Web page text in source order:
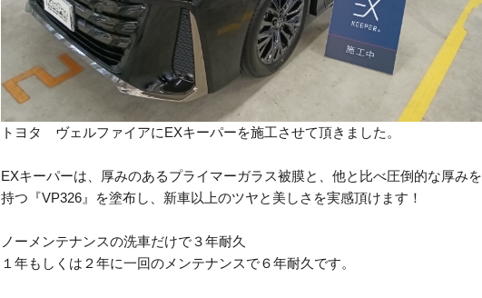
トヨタ ヴェルファイアにEXキーパーを施工させて頂きました。
EXキーパーは、厚みのあるプライマーガラス被膜と、他と比べ圧倒的な厚みを
持つ『VP326』を塗布し、新車以上のツヤと美しさを実感頂けます！
ノーメンテナンスの洗車だけで３年耐久
１年もしくは２年に一回のメンテナンスで６年耐久です。